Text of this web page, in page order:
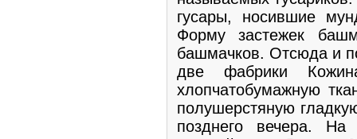
гусары, носившие
Форму застежек
башмачков. Отсюда и
две фабрики
хлопчатобумажную
полушерстяную
позднего вечера.